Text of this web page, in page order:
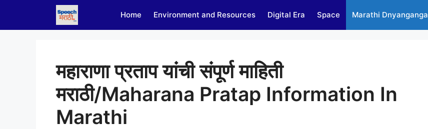
content
Home Environment and Resources Digital Era Space Marathi Dnyanganga
महाराणा प्रताप यांची संपूर्ण माहिती
मराठी/Maharana Pratap Information In
Marathi